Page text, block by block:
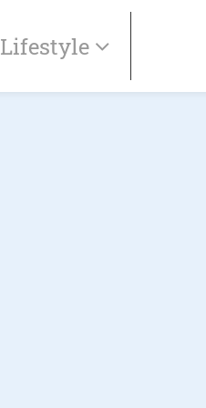
Lifestyle